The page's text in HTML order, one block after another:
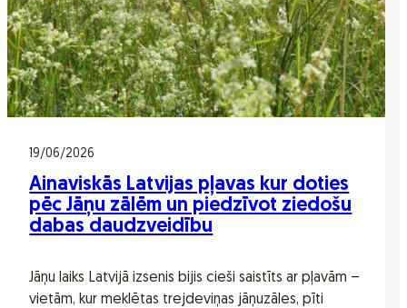
19/06/2026
Ainaviskās Latvijas pļavas kur doties
pēc Jāņu zālēm un piedzīvot ziedošu
dabas daudzveidību
Jāņu laiks Latvijā izsenis bijis cieši saistīts ar pļavām –
vietām, kur meklētas trejdeviņas jāņuzāles, pīti